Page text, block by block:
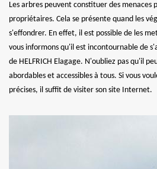
Les arbres peuvent constituer des menaces
propriétaires. Cela se présente quand les
s'effondrer. En effet, il est possible de les
vous informons qu'il est incontournable de
de HELFRICH Elagage. N'oubliez pas qu'il
abordables et accessibles à tous. Si vous
précises, il suffit de visiter son site Internet.